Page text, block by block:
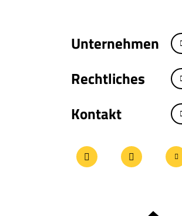
Unternehmen
Rechtliches
Kontakt